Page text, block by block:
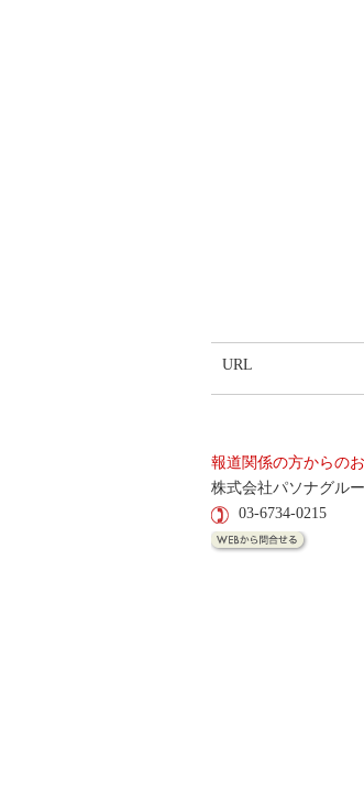
URL
報道関係の方からの
株式会社パソナグル
03-6734-0215